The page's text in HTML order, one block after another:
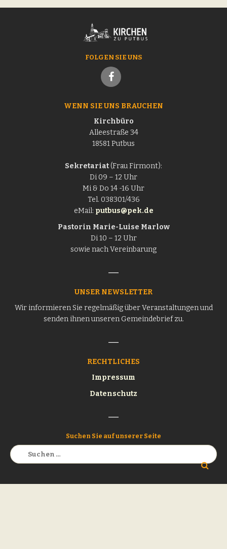
FOLGEN SIE UNS
WENN SIE UNS BRAUCHEN
Kirchbüro
Alleestraße 34
18581 Putbus
Sekretariat(Frau Firmont):
Di 09 – 12 Uhr
Mi & Do 14 -16 Uhr
Tel. 038301/436
eMail: putbus@pek.de
Pastorin Marie-Luise Marlow
Di 10 – 12 Uhr
sowie nach Vereinbarung
UNSER NEWSLETTER
Wir informieren Sie regelmäßig über Veranstaltungen und
senden ihnen unseren Gemeindebrief zu.
RECHTLICHES
Impressum
Datenschutz
Suchen Sie auf unserer Seite
Suchen
nach: